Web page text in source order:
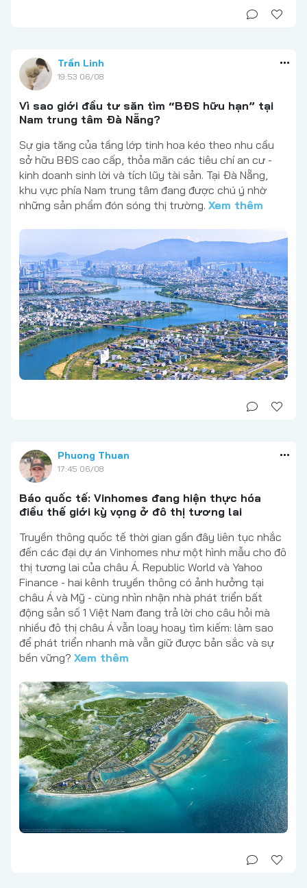
Trần Linh
19:53 06/08
Vì sao giới đầu tư săn tìm “BĐS hữu hạn” tại
Nam trung tâm Đà Nẵng?
Sự gia tăng của tầng lớp tinh hoa kéo theo nhu cầu
sở hữu BĐS cao cấp, thỏa mãn các tiêu chí an cư -
kinh doanh sinh lời và tích lũy tài sản. Tại Đà Nẵng,
khu vực phía Nam trung tâm đang được chú ý nhờ
những sản phẩm đón sóng thị trường. Xem thêm
Phuong Thuan
17:45 06/08
Báo quốc tế: Vinhomes đang hiện thực hóa
điều thế giới kỳ vọng ở đô thị tương lai
Truyền thông quốc tế thời gian gần đây liên tục nhắc
đến các đại dự án Vinhomes như một hình mẫu cho đô
thị tương lai của châu Á. Republic World và Yahoo
Finance - hai kênh truyền thông có ảnh hưởng tại
châu Á và Mỹ - cùng nhìn nhận nhà phát triển bất
động sản số 1 Việt Nam đang trả lời cho câu hỏi mà
nhiều đô thị châu Á vẫn loay hoay tìm kiếm: làm sao
để phát triển nhanh mà vẫn giữ được bản sắc và sự
bền vững? Xem thêm